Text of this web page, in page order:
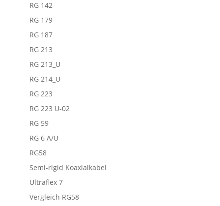
RG 142
RG 179
RG 187
RG 213
RG 213_U
RG 214_U
RG 223
RG 223 U-02
RG 59
RG 6 A/U
RG58
Semi-rigid Koaxialkabel
Ultraflex 7
Vergleich RG58